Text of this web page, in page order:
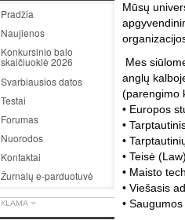
Pradžia
Naujienos
Konkursinio balo
skaičiuoklė 2026
Svarbiausios datos
Testai
Forumas
Nuorodos
Kontaktai
Žurnalų e-parduotuvė
Mūsų
Mes
anglų
(parengimo
• Europos
•
•
• Teisė
• Maisto
• Viešasis
•